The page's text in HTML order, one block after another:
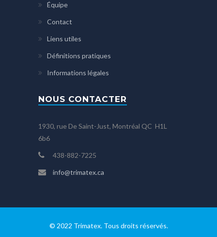
Équipe
Contact
Liens utiles
Définitions pratiques
Informations légales
NOUS CONTACTER
1930, rue De Saint-Just, Montréal QC H1L
6b6
438-882-7225
info@trimatex.ca
© 2022 Trimatex. Tous droits réservés.